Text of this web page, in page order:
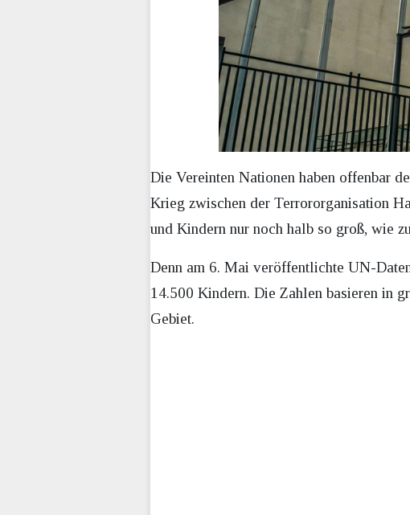
Die Vereinten Nationen haben offenbar
Krieg zwischen der Terrororganisation
und Kindern nur noch halb so groß, wie
Denn am 6. Mai veröffentlichte UN-
14.500 Kindern. Die Zahlen basieren in
Gebiet.